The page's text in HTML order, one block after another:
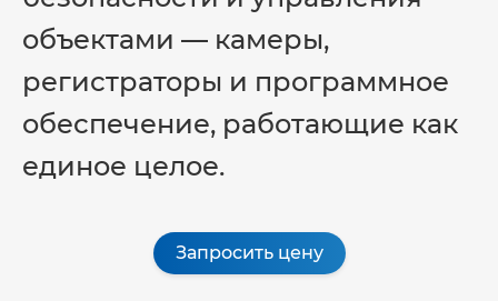
объектами — камеры,
регистраторы и программное
обеспечение, работающие как
единое целое.
Запросить цену